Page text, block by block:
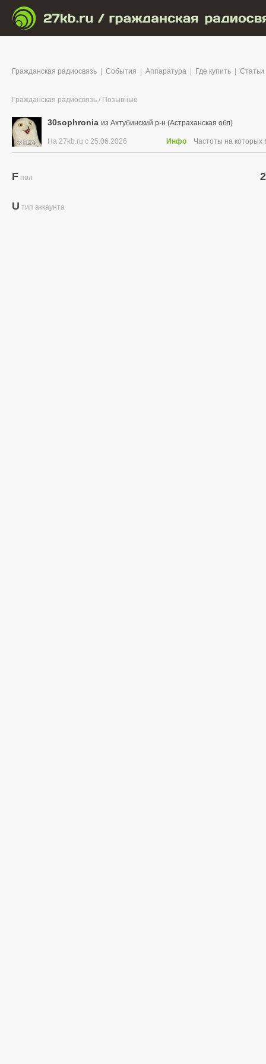
Гражданская радиосвязь События Аппаратура Где купить Статьи
Гражданская радиосвязь / Позывные
30sophronia из Ахтубинский р-н (Астраханская обл)
На 27kb.ru с 25.06.2026 Инфо Частоты на которых
F пол
U тип аккаунта